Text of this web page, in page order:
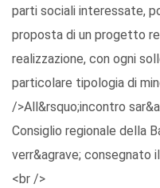
parti sociali interessate,
proposta di un progetto
realizzazione, con ogni
particolare tipologia di
/>All&rsquo;incontro
Consiglio regionale della
verr&agrave; consegnato
<br />